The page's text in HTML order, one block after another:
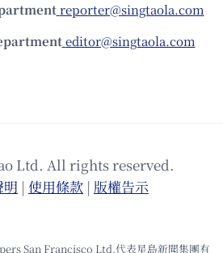
reporter@singtaola.com
editor@singtaola.com
Ltd. All rights reserved.
| 使⽤條款 | 版權告⽰
San Francisco Ltd.代表星島新聞集團有